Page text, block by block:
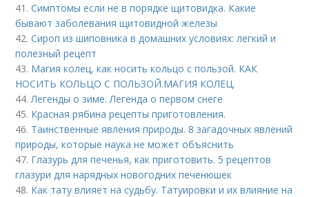
41.Симптомы если не в порядке щитовидка. Какие
бывают заболевания щитовидной железы
42.Сироп из шиповника в домашних условиях: легкий и
полезный рецепт
43. Магия колец, как носить кольцо с пользой. КАК
НОСИТЬ КОЛЬЦО С ПОЛЬЗОЙ.МАГИЯ КОЛЕЦ.
44. Легенды о зиме. Легенда о первом снеге
45. Красная рябина рецепты приготовления.
46. Таинственные явления природы. 8 загадочных явлений
природы, которые наука не может объяснить
47. Глазурь для печенья, как приготовить. 5 рецептов
глазури для нарядных новогодних печенюшек
48. Как тату влияет на судьбу. Татуировки и их влияние на